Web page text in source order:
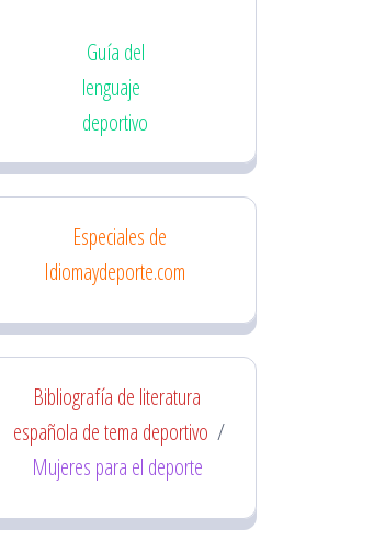
Guía del
lenguaje
deportivo
Especiales de
Idiomaydeporte.com
Bibliografía de literatura
española de tema deportivo /
Mujeres para el deporte